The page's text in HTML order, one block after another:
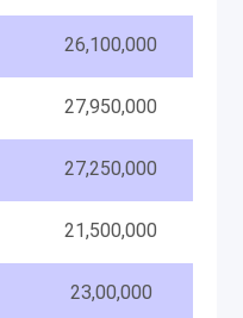
26,100,000
27,950,000
27,250,000
21,500,000
23,00,000